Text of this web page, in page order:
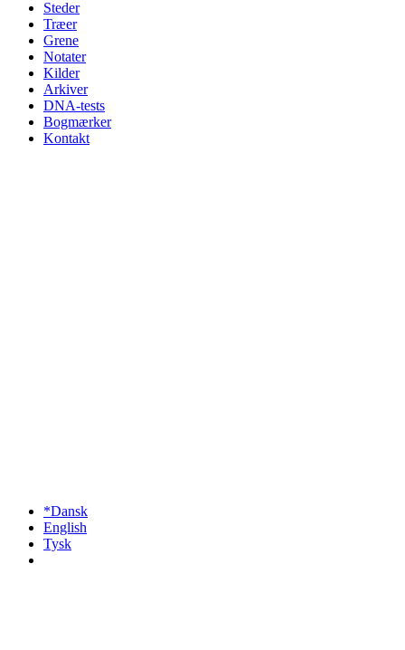
Steder
Træer
Grene
Notater
Kilder
Arkiver
DNA-tests
Bogmærker
Kontakt
*Dansk
English
Tysk